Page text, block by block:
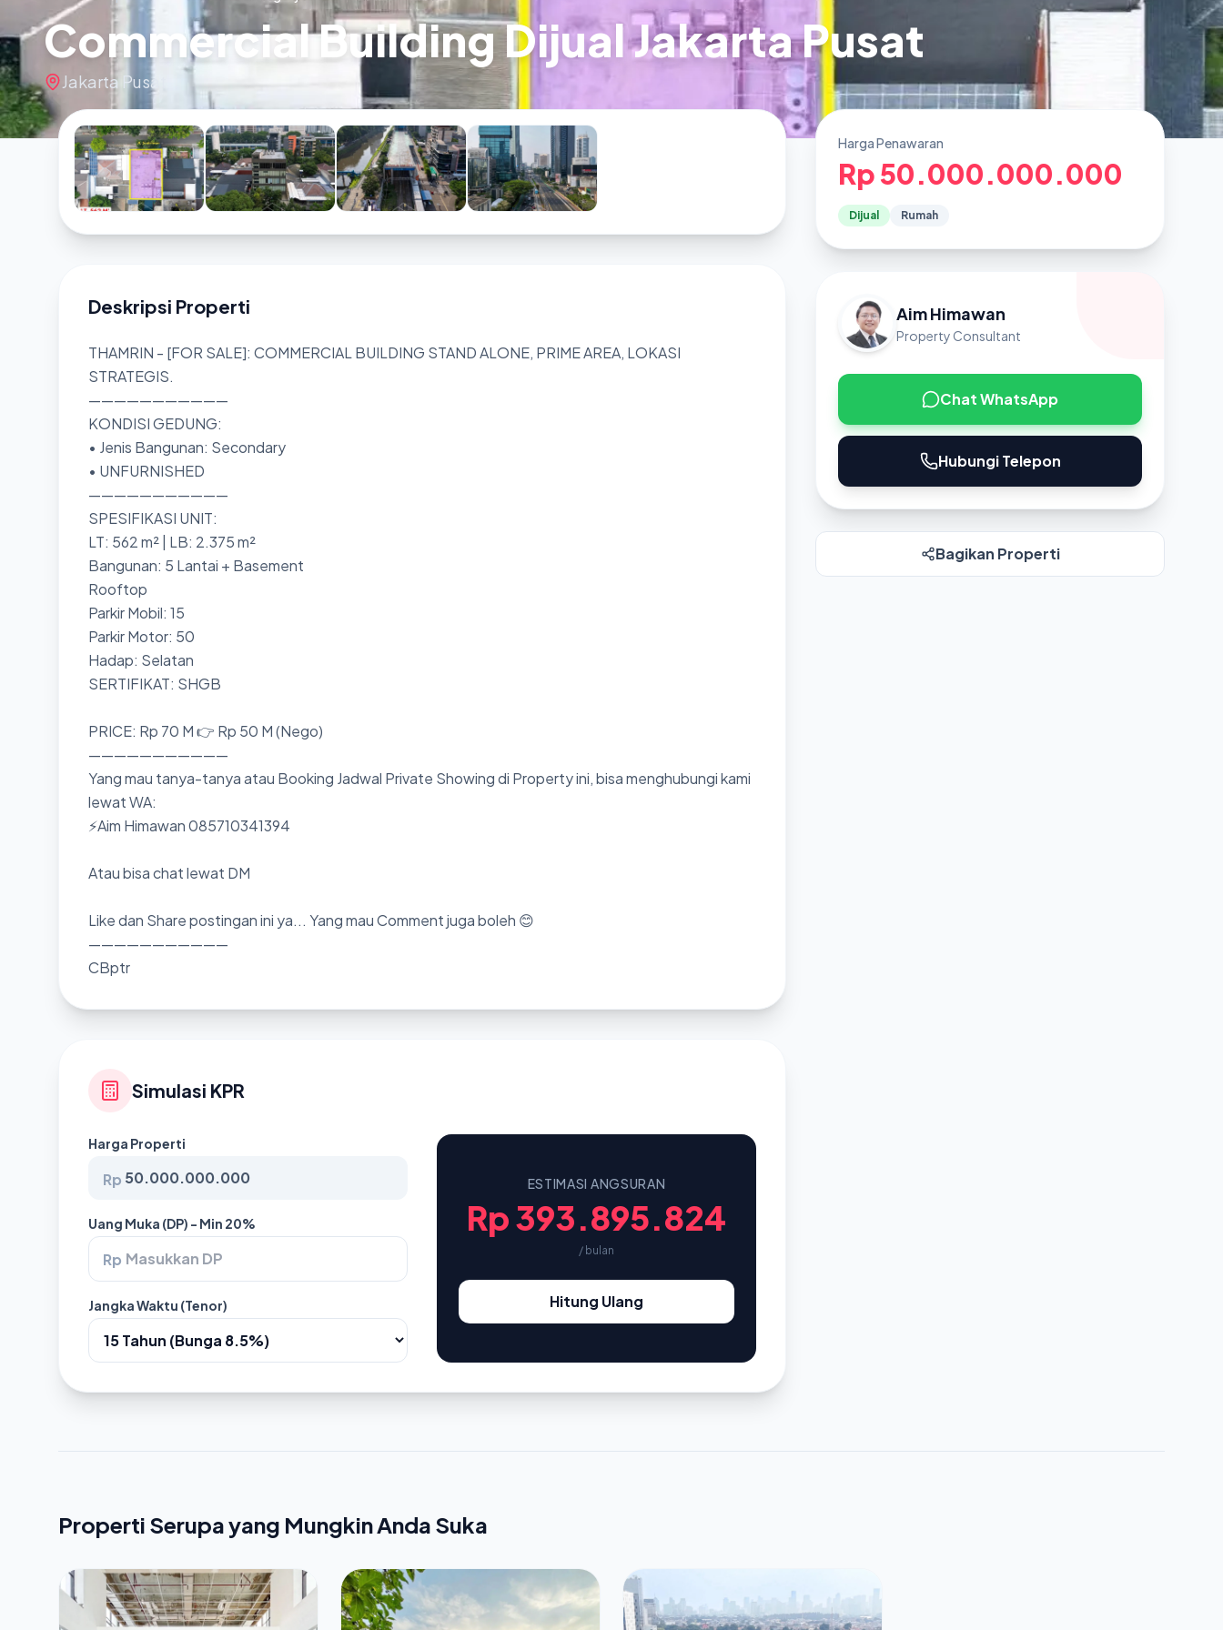
Commercial Building Dijual Jakarta Pusat
Jakarta Pusat
Deskripsi Properti
THAMRIN - [FOR SALE]: COMMERCIAL BUILDING STAND ALONE, PRIME AREA, LOKASI
STRATEGIS.
———————————
KONDISI GEDUNG:
• Jenis Bangunan: Secondary
• UNFURNISHED
———————————
SPESIFIKASI UNIT:
LT: 562 m² | LB: 2.375 m²
Bangunan: 5 Lantai + Basement
Rooftop
Parkir Mobil: 15
Parkir Motor: 50
Hadap: Selatan
SERTIFIKAT: SHGB
PRICE: Rp 70 M 👉 Rp 50 M (Nego)
———————————
Yang mau tanya-tanya atau Booking Jadwal Private Showing di Property ini, bisa menghubungi kami
lewat WA:
⚡Aim Himawan 085710341394
Atau bisa chat lewat DM
Like dan Share postingan ini ya... Yang mau Comment juga boleh 😊
———————————
CBptr
Simulasi KPR
Harga Properti
Rp
Uang Muka (DP) - Min 20%
Rp
Jangka Waktu (Tenor)
ESTIMASI ANGSURAN
Rp 393.895.824
/ bulan
Hitung Ulang
Harga Penawaran
Rp 50.000.000.000
Dijual Rumah
Aim Himawan
Property Consultant
Chat WhatsApp
Hubungi Telepon
Bagikan Properti
Properti Serupa yang Mungkin Anda Suka